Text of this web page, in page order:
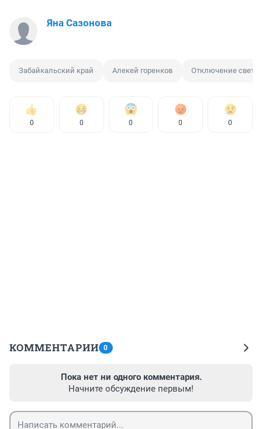
Яна Сазонова
Забайкальский край Алекей горенков Отключение света
0 0 0 0 0
КОММЕНТАРИИ 0
Пока нет ни одного комментария.
Начните обсуждение первым!